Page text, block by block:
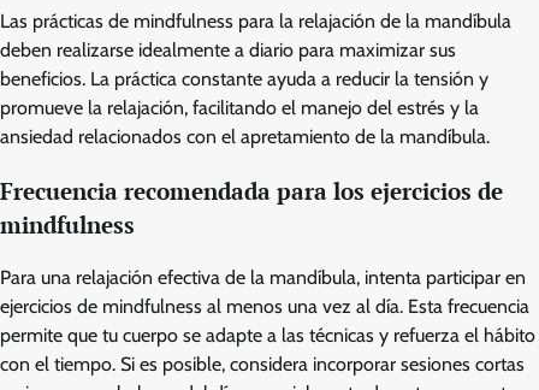
Las prácticas de mindfulness para la relajación de la mandíbula
deben realizarse idealmente a diario para maximizar sus
beneficios. La práctica constante ayuda a reducir la tensión y
promueve la relajación, facilitando el manejo del estrés y la
ansiedad relacionados con el apretamiento de la mandíbula.
Frecuencia recomendada para los ejercicios de
mindfulness
Para una relajación efectiva de la mandíbula, intenta participar en
ejercicios de mindfulness al menos una vez al día. Esta frecuencia
permite que tu cuerpo se adapte a las técnicas y refuerza el hábito
con el tiempo. Si es posible, considera incorporar sesiones cortas